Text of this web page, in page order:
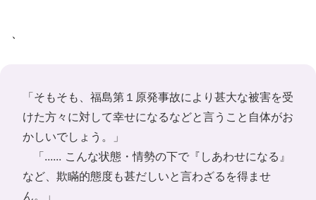
、
「そもそも、福島第１原発事故により甚大な被害を受
けた方々に対して幸せになるなどと言うこと自体がお
かしいでしょう。」
「...... こんな状態・情勢の下で『しあわせになる』
など、欺瞞的態度も甚だしいと言わざるを得ませ
ん。」